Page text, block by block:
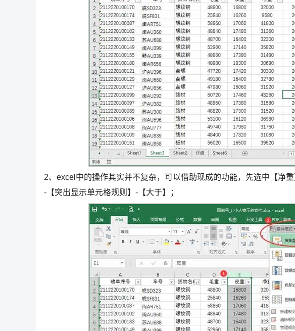
2、excel中的操作其实并不复杂，可以借助现成的功能，先选中【净
-【突出显示单元格规则】-【大于】；